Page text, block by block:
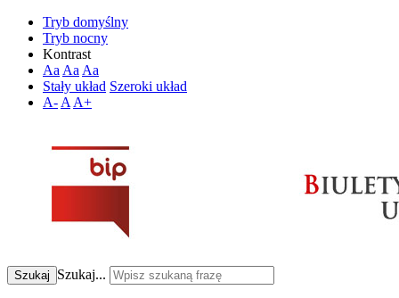
Tryb domyślny
Tryb nocny
Kontrast
Aa Aa Aa
Stały układ Szeroki układ
A- A A+
Szukaj Szukaj...